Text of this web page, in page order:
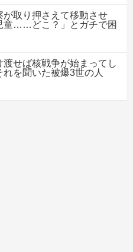
が取り押さえて移動させ
童……どこ？」とガチで困
渡せば核戦争が始まってし
を聞いた被爆3世の人